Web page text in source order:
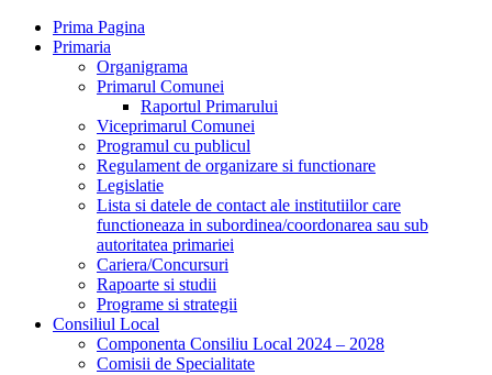
Prima Pagina
Primaria
Organigrama
Primarul Comunei
Raportul Primarului
Viceprimarul Comunei
Programul cu publicul
Regulament de organizare si functionare
Legislatie
Lista si datele de contact ale institutiilor care
functioneaza in subordinea/coordonarea sau sub
autoritatea primariei
Cariera/Concursuri
Rapoarte si studii
Programe si strategii
Consiliul Local
Componenta Consiliu Local 2024 – 2028
Comisii de Specialitate